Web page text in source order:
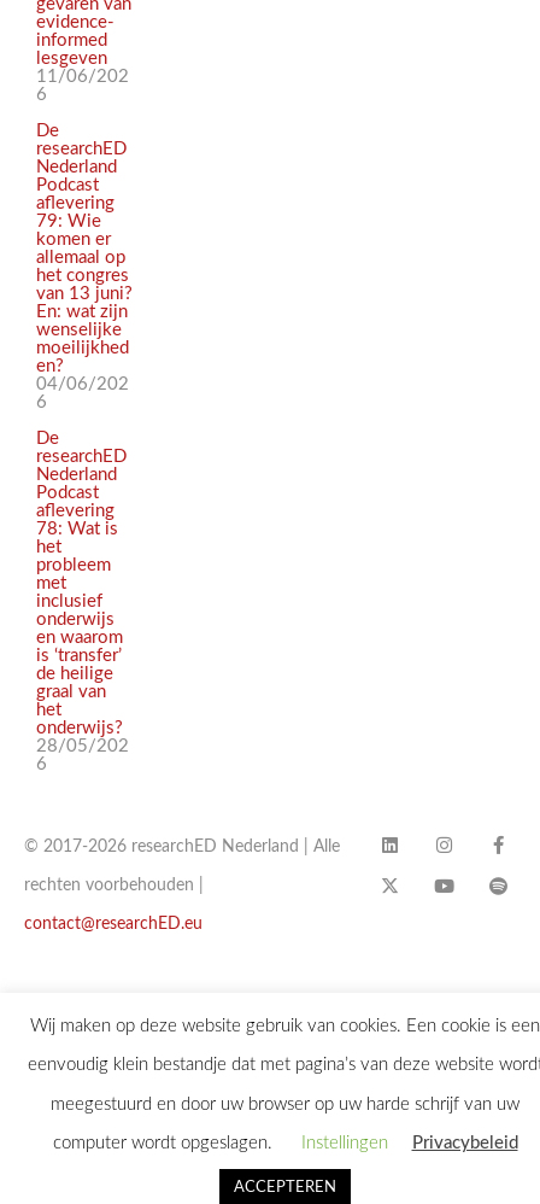
gevaren van
evidence-
informed
lesgeven
11/06/202
6
De
researchED
Nederland
Podcast
aflevering
79: Wie
komen er
allemaal op
het congres
van 13 juni?
En: wat zijn
wenselijke
moeilijkhed
en?
04/06/202
6
De
researchED
Nederland
Podcast
aflevering
78: Wat is
het
probleem
met
inclusief
onderwijs
en waarom
is ‘transfer’
de heilige
graal van
het
onderwijs?
28/05/202
6
© 2017-2026 researchED Nederland | Alle
rechten voorbehouden |
contact@researchED.eu
Wij maken op deze website gebruik van cookies. Een cookie is een
eenvoudig klein bestandje dat met pagina’s van deze website
meegestuurd en door uw browser op uw harde schrijf van uw
computer wordt opgeslagen. Instellingen Privacybeleid
ACCEPTEREN